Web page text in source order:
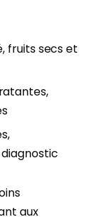
fruits secs et
aux